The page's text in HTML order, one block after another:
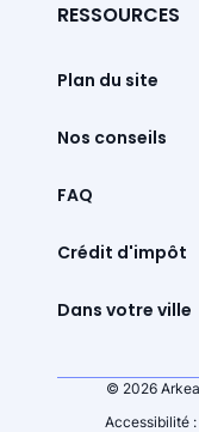
RESSOURCES
Plan du site
Nos conseils
FAQ
Crédit d'impôt
Dans votre ville
© 2026
Accessibilité